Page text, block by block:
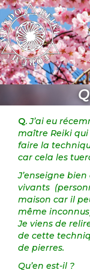
Q. J’ai eu
maître Reiki
faire la
car cela les
J’enseigne
vivants
maison car il
même
Je viens de
de cette
de pierres.
Qu’en est-il ?